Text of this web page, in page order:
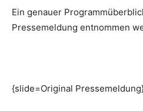
Ein genauer
Pressemeldung entnommen
{slide=Original